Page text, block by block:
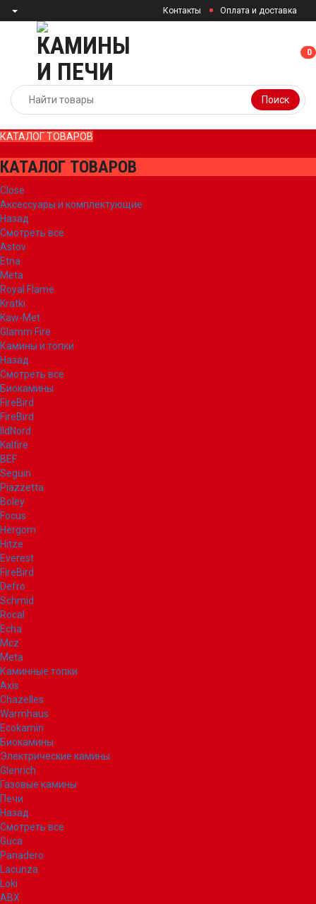
Контакты Оплата и доставка
Поиск
00
КАТАЛОГ ТОВАРОВ
КАТАЛОГ ТОВАРОВ
Close
Аксессуары и комплектующие
Назад
Смотреть все
Astov
Etna
Meta
Royal Flame
Kratki
Kaw-Met
Glamm Fire
Камины и топки
Назад
Смотреть все
Биокамины
FireBird
FireBird
IldNord
Kalfire
BEF
Seguin
Piazzetta
Boley
Focus
Hergom
Hitze
Everest
FireBird
Defro
Schmid
Rocal
Echa
Mcz
Meta
Каминные топки
Axis
Chazelles
Warmhaus
Ecokamin
Биокамины
Электрические камины
Glenrich
Газовые камины
Печи
Назад
Смотреть все
Guca
Panadero
Lacunza
Loki
ABX